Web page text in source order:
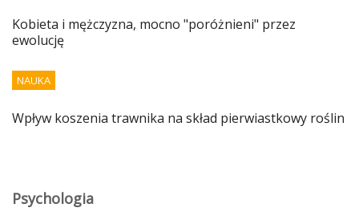
Kobieta i mężczyzna, mocno "poróżnieni" przez
ewolucję
NAUKA
Wpływ koszenia trawnika na skład pierwiastkowy roślin
Psychologia